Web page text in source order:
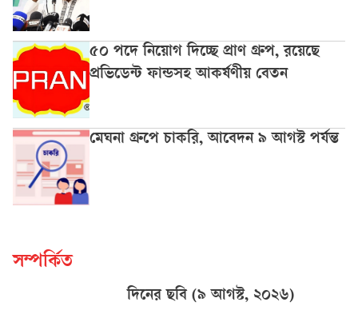
৫০ পদে নিয়োগ দিচ্ছে প্রাণ গ্রুপ, রয়েছে
প্রভিডেন্ট ফান্ডসহ আকর্ষণীয় বেতন
মেঘনা গ্রুপে চাকরি, আবেদন ৯ আগস্ট পর্যন্ত
সম্পর্কিত
দিনের ছবি (৯ আগস্ট, ২০২৬)